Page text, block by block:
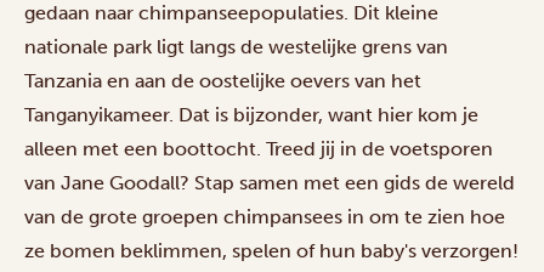
gedaan naar chimpanseepopulaties. Dit kleine
nationale park ligt langs de westelijke grens van
Tanzania en aan de oostelijke oevers van het
Tanganyikameer. Dat is bijzonder, want hier kom je
alleen met een boottocht. Treed jij in de voetsporen
van Jane Goodall? Stap samen met een gids de wereld
van de grote groepen chimpansees in om te zien hoe
ze bomen beklimmen, spelen of hun baby's verzorgen!